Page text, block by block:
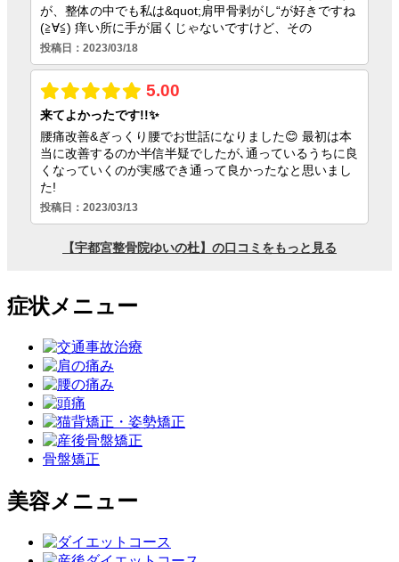
症状メニュー
骨盤矯正
美容メニュー